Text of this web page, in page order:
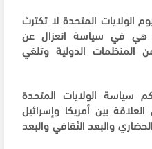
الولايات المتحدة لا تكترث
بل هي في سياسة انعزال عن
المنظمات الدولية وتلغي
الولايات المتحدة
بين أمريكا وإسرائيل
والبعد الثقافي والبعد